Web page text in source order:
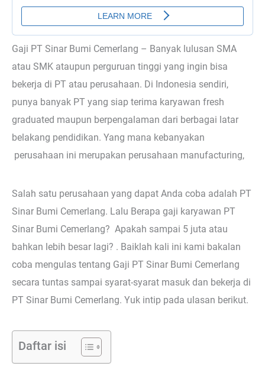
Gaji PT Sinar Bumi Cemerlang – Banyak lulusan SMA
atau SMK ataupun perguruan tinggi yang ingin bisa
bekerja di PT atau perusahaan. Di Indonesia sendiri,
punya banyak PT yang siap terima karyawan fresh
graduated maupun berpengalaman dari berbagai latar
belakang pendidikan. Yang mana kebanyakan
perusahaan ini merupakan perusahaan manufacturing,
Salah satu perusahaan yang dapat Anda coba adalah PT
Sinar Bumi Cemerlang. Lalu Berapa gaji karyawan PT
Sinar Bumi Cemerlang? Apakah sampai 5 juta atau
bahkan lebih besar lagi? . Baiklah kali ini kami bakalan
coba mengulas tentang Gaji PT Sinar Bumi Cemerlang
secara tuntas sampai syarat-syarat masuk dan bekerja di
PT Sinar Bumi Cemerlang. Yuk intip pada ulasan berikut.
Daftar isi